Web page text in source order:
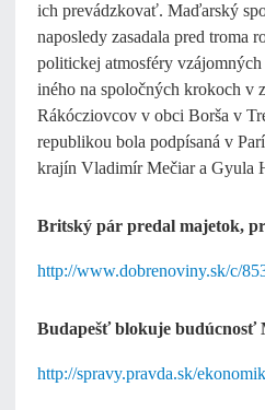
ich prevádzkovať. Maďarský
naposledy zasadala pred troma
politickej atmosféry
iného na spoločných krokoch v
Rákócziovcov v obci Borša v
republikou bola podpísaná v
krajín Vladimír Mečiar a Gyula
Britský pár predal majetok,
http://www.dobrenoviny.sk/c/
Budapešť blokuje budúcnosť
http://spravy.pravda.sk/